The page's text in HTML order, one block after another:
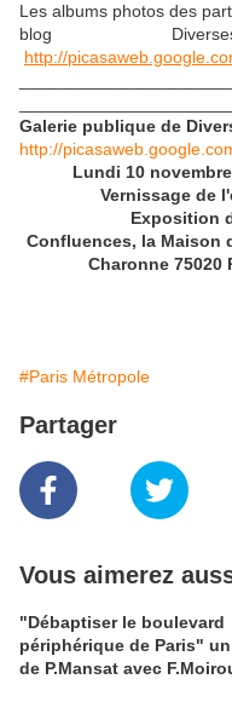
Les albums photos des
blog
http://
Galerie publique de
http://
Lundi 10
Vernissage de
Exposition
Confluences, la Maison
Charonne 75020
#Paris Métropole
Partager
Vous aimerez
"Débaptiser le boulevard
périphérique de Paris"
de P.Mansat avec